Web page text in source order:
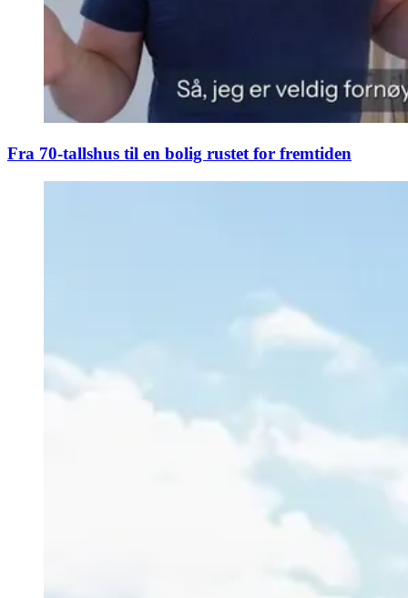
Fra 70-tallshus til en bolig rustet for fremtiden